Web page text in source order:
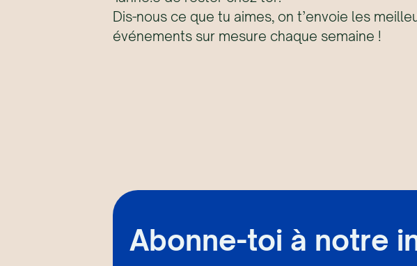
Dis-nous ce que tu aimes, on t’envoie les
événements sur mesure chaque semaine !
Abonne-toi à notre